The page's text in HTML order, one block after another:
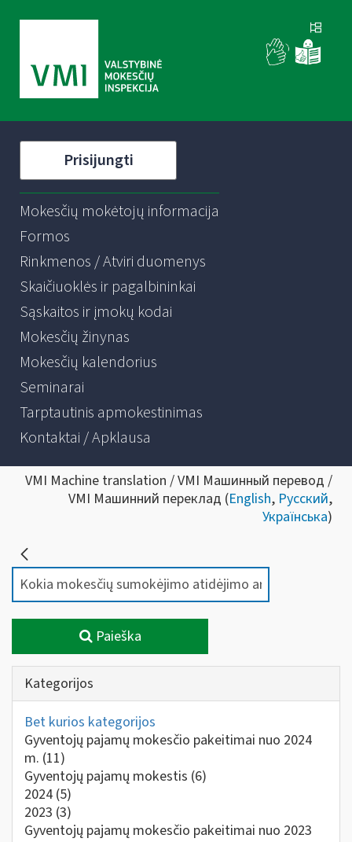
Prisijungti
Mokesčių mokėtojų informacija
Formos
Rinkmenos / Atviri duomenys
Skaičiuoklės ir pagalbininkai
Sąskaitos ir įmokų kodai
Mokesčių žinynas
Mokesčių kalendorius
Seminarai
Tarptautinis apmokestinimas
Kontaktai / Apklausa
VMI Machine translation / VMI Машинный перевод /
VMI Машинний переклад (English, Русский,
Українська)
Paieška
Kategorijos
Bet kurios kategorijos
Gyventojų pajamų mokesčio pakeitimai nuo 2024
m. (11)
Gyventojų pajamų mokestis (6)
2024 (5)
2023 (3)
Gyventojų pajamų mokesčio pakeitimai nuo 2023